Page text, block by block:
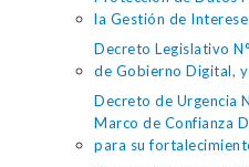
la Gestión de
Decreto Legislativo
de Gobierno Digital,
Decreto de Urgencia
Marco de Confianza
para su